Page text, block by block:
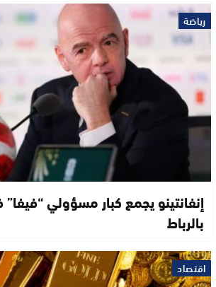
رياضة
إنفانتينو يجمع كبار مسؤولي
بالرباط
اقتصاد